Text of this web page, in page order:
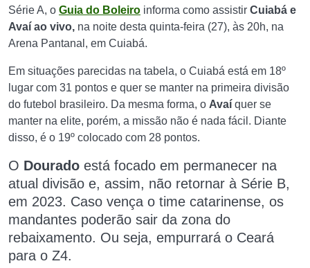
Série A, o Guia do Boleiro informa como assistir Cuiabá e
Avaí ao vivo, na noite desta quinta-feira (27), às 20h, na
Arena Pantanal, em Cuiabá.
Em situações parecidas na tabela, o Cuiabá está em 18º
lugar com 31 pontos e quer se manter na primeira divisão
do futebol brasileiro. Da mesma forma, o Avaí quer se
manter na elite, porém, a missão não é nada fácil. Diante
disso, é o 19º colocado com 28 pontos.
O Dourado está focado em permanecer na
atual divisão e, assim, não retornar à Série B,
em 2023. Caso vença o time catarinense, os
mandantes poderão sair da zona do
rebaixamento. Ou seja, empurrará o Ceará
para o Z4.